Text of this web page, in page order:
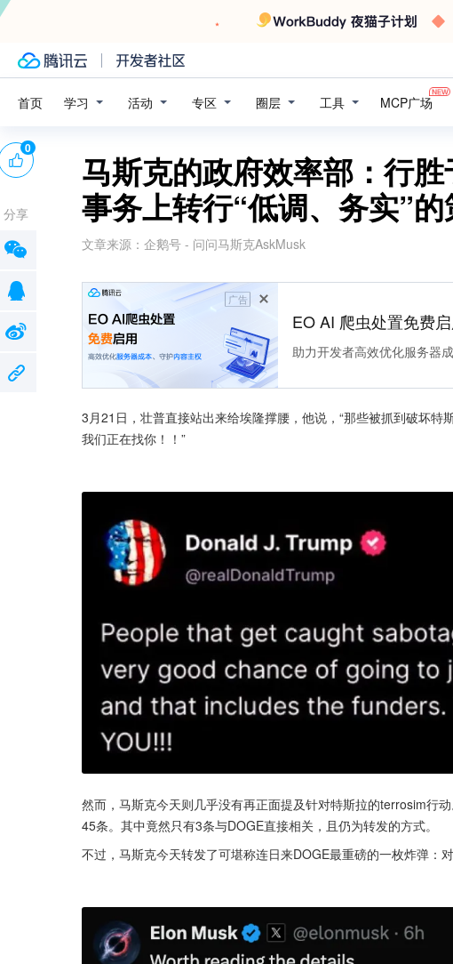
首页 学习 活动 专区 圈层 工具 MCP广场
马斯克的政府效率部：行
事务上转行“低调、务实”
文章来源： 企鹅号 - 问问马斯克AskMusk
广告
EO AI 爬虫处置免费
助力开发者高效优化服务器
3月21日，壮普直接站出来给埃隆撑腰，他说，“那些被抓到破坏特
我们正在找你！！”
然而，马斯克今天则几乎没有再正面提及针对特斯拉的terrosim行
45条。其中竟然只有3条与DOGE直接相关，且仍为转发的方式。
不过，马斯克今天转发了可堪称连日来DOGE最重磅的一枚炸弹：
0
分享